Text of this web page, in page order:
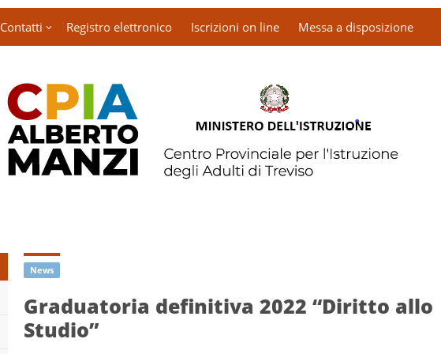
Contatti Registro elettronico Iscrizioni on line Messa a disposizione
News
Graduatoria definitiva 2022 “Diritto allo
Studio”